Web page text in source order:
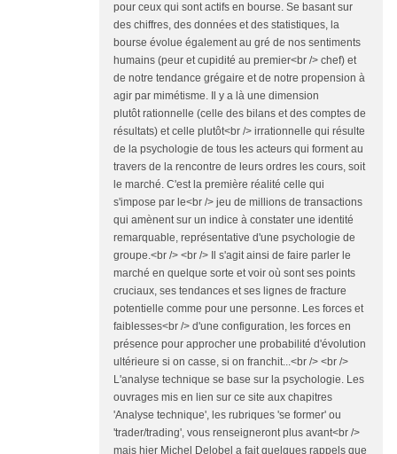
pour ceux qui sont actifs en bourse. Se basant sur
des chiffres, des données et des statistiques, la
bourse évolue également au gré de nos sentiments
humains (peur et cupidité au premier<br /> chef) et
de notre tendance grégaire et de notre propension à
agir par mimétisme. Il y a là une dimension
plutôt rationnelle (celle des bilans et des comptes de
résultats) et celle plutôt<br /> irrationnelle qui résulte
de la psychologie de tous les acteurs qui forment au
travers de la rencontre de leurs ordres les cours, soit
le marché. C'est la première réalité celle qui
s'impose par le<br /> jeu de millions de transactions
qui amènent sur un indice à constater une identité
remarquable, représentative d'une psychologie de
groupe.<br /> <br /> Il s'agit ainsi de faire parler le
marché en quelque sorte et voir où sont ses points
cruciaux, ses tendances et ses lignes de fracture
potentielle comme pour une personne. Les forces et
faiblesses<br /> d'une configuration, les forces en
présence pour approcher une probabilité d'évolution
ultérieure si on casse, si on franchit...<br /> <br />
L'analyse technique se base sur la psychologie. Les
ouvrages mis en lien sur ce site aux chapitres
'Analyse technique', les rubriques 'se former' ou
'trader/trading', vous renseigneront plus avant<br />
mais hier Michel Delobel a fait quelques rappels que